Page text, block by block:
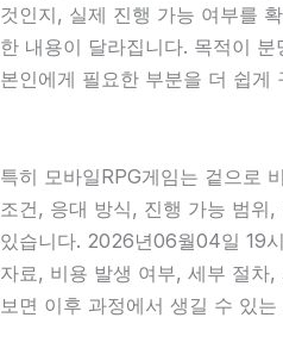
것인지, 실제 진행 가능 여부를
한 내용이 달라집니다. 목적이
본인에게 필요한 부분을 더 쉽게
특히 모바일RPG게임는 겉으로
조건, 응대 방식, 진행 가능 범위
있습니다. 2026년06월04일 19
자료, 비용 발생 여부, 세부 절차
보면 이후 과정에서 생길 수 있